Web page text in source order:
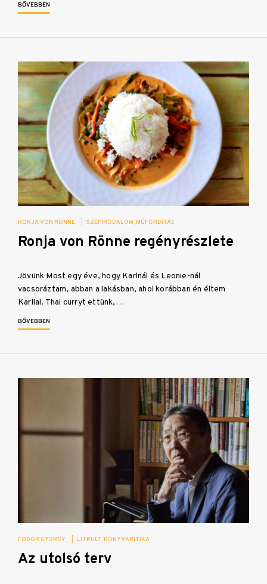
BŐVEBBEN
RONJA VON RÖNNE SZÉPIRODALOM MŰFORDÍTÁS
Ronja von Rönne regényrészlete
Jövünk Most egy éve, hogy Karlnál és Leonie-nál
vacsoráztam, abban a lakásban, ahol korábban én éltem
Karllal. Thai curryt ettünk,…
BŐVEBBEN
FODOR GYÖRGY LITKULT KÖNYVKRITIKA
Az utolsó terv